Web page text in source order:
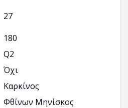
27
180
Q2
Όχι
Καρκίνος
Φθίνων Μηνίσκος